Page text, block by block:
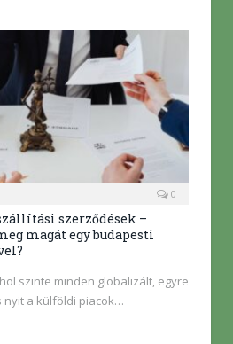
0
szerződések –
magát egy budapesti
szinte minden globalizált, egyre
a külföldi piacok…